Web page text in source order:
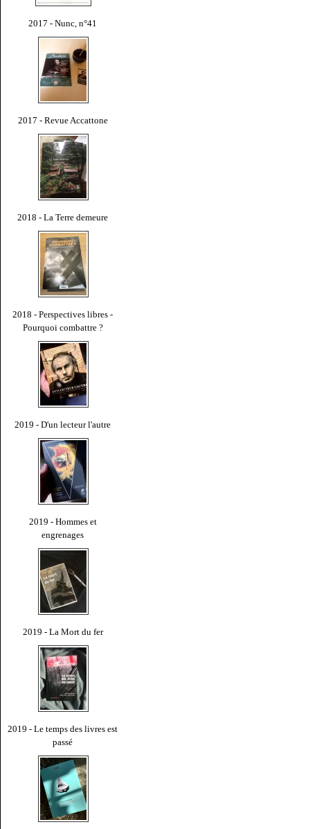
2017 - Nunc, n°41
2017 - Revue Accattone
2018 - La Terre demeure
2018 - Perspectives libres -
Pourquoi combattre ?
2019 - D'un lecteur l'autre
2019 - Hommes et
engrenages
2019 - La Mort du fer
2019 - Le temps des livres est
passé